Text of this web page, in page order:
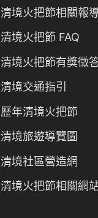
清境火把節相關報
清境火把節 FAQ
清境火把節有獎徵
清境交通指引
歷年清境火把節
清境旅遊導覽圖
清境社區營造網
清境火把節相關網